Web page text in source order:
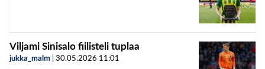
Viljami Sinisalo fiilisteli tuplaa
jukka_malm 30.05.2026 11:01